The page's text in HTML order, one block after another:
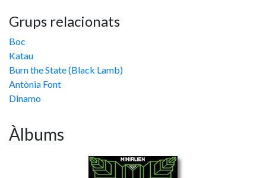
Grups relacionats
Boc
Katau
Burn the State (Black Lamb)
Antònia Font
Dinamo
Àlbums